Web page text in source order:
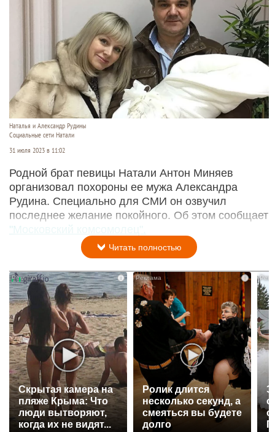
Наталья и Александр Рудины
Социальные сети Натали
31 июля 2023 в 11:02
Родной брат певицы Натали Антон Миняев
организовал похороны ее мужа Александра
Рудина. Специально для СМИ он озвучил
последнее желание покойного. Об этом сообщает
"Московский комсомолец".
Читать полностью
i
Скрытая камера на
пляже Крыма: Что
люди вытворяют,
когда их не видят...
Ролик длится
несколько секунд, а
смеяться вы будете
долго